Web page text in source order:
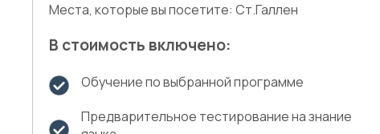
Места, которые вы посетите: Ст.Галлен
В стоимость включено:
Обучение по выбранной программе
Предварительное тестирование на знание